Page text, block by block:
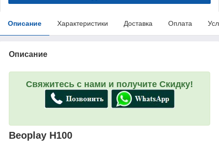
Описание Характеристики Доставка Оплата
Описание
Свяжитесь с нами и получите Скидку!
Beoplay H100